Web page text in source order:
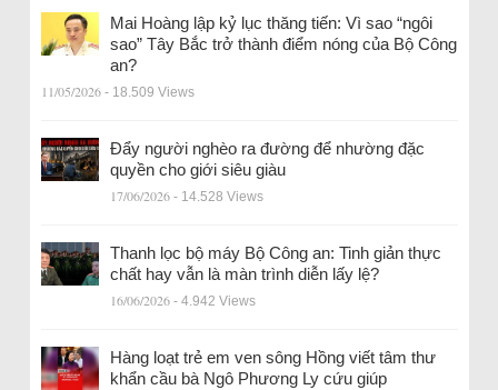
Mai Hoàng lập kỷ lục thăng tiến: Vì sao “ngôi
sao” Tây Bắc trở thành điểm nóng của Bộ Công
an?
11/05/2026 - 18.509 Views
Đẩy người nghèo ra đường để nhường đặc
quyền cho giới siêu giàu
17/06/2026 - 14.528 Views
Thanh lọc bộ máy Bộ Công an: Tinh giản thực
chất hay vẫn là màn trình diễn lấy lệ?
16/06/2026 - 4.942 Views
Hàng loạt trẻ em ven sông Hồng viết tâm thư
khẩn cầu bà Ngô Phương Ly cứu giúp